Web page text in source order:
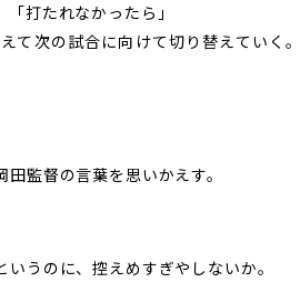
打たれなかったら」
次の試合に向けて切り替えていく。
監督の言葉を思いかえす。
うのに、控えめすぎやしないか。